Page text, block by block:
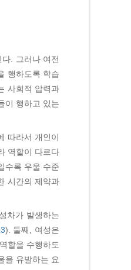
. 그러나 여전
행하도록 학습
사회적 압력과
이 행하고 있는
따라서 개인이
역할이 다르다
수록 우울 수준
시간의 제약과
차가 발생하는
). 둘째, 여성은
할을 수행하도
을 유발하는 요